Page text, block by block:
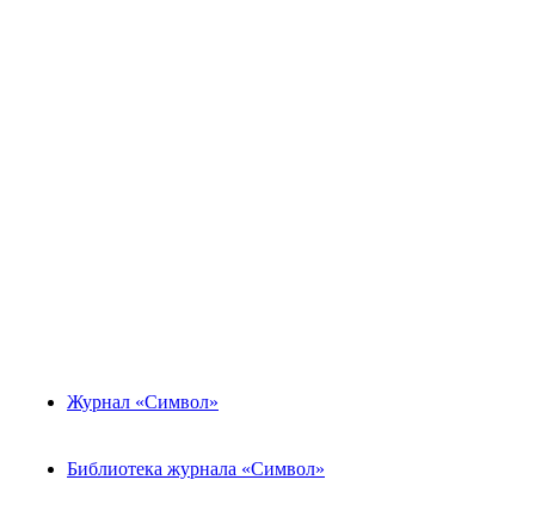
Журнал «Символ»
Библиотека журнала «Символ»